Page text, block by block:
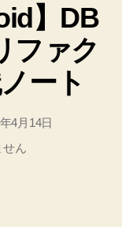
】DB
ファク
ート
4月14日
せん